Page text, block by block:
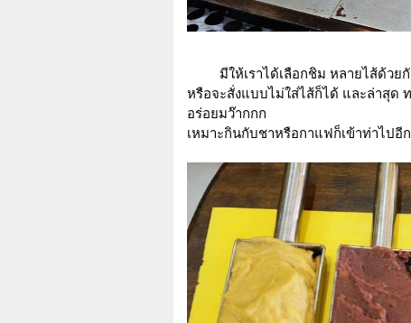
มีให้เราได้เลือกชิม หลายไส้ด้วย
หรือจะสั่งแบบไม่ใส่ไส้ก็ได้ และล่าสุด
อร่อยมว๊ากกก
เหมาะกินกับชาหรือกาแฟก็เข้าท่าไปอี